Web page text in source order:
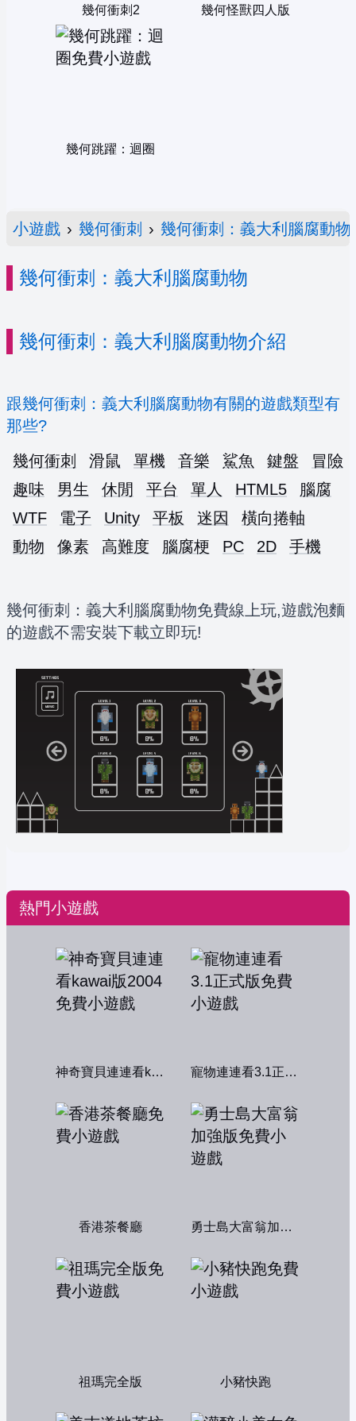
幾何衝刺2 幾何怪獸四人版
幾何跳躍：迴圈
小遊戲 › 幾何衝刺 › 幾何衝刺：義大利腦腐動物
幾何衝刺：義大利腦腐動物
幾何衝刺：義大利腦腐動物介紹
跟幾何衝刺：義大利腦腐動物有關的遊戲類型有
那些?
幾何衝刺
滑鼠 單機 音樂 鯊魚 鍵盤
冒險
趣味
男生 休閒 平台 單人 HTML5
腦腐
WTF
電子 Unity 平板 迷因
橫向捲軸
動物
像素 高難度 腦腐梗 PC 2D 手機
幾何衝刺：義大利腦腐動物免費線上玩,遊戲泡麵
的遊戲不需安裝下載立即玩!
熱門小遊戲
神奇寶貝連連看kawai版2004 寵物連連看3.1正式版
香港茶餐廳 勇士島大富翁加強版
祖瑪完全版 小豬快跑